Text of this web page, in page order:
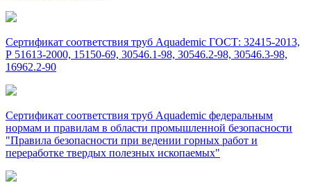
Сертификат соответствия труб Aquademic ГОСТ: 32415-2013,
Р 51613-2000, 15150-69, 30546.1-98, 30546.2-98, 30546.3-98,
16962.2-90
Сертификат соответствия труб Aquademic федеральным
нормам и правилам в области промышленной безопасности
"Правила безопасности при ведении горных работ и
переработке твердых полезных ископаемых"